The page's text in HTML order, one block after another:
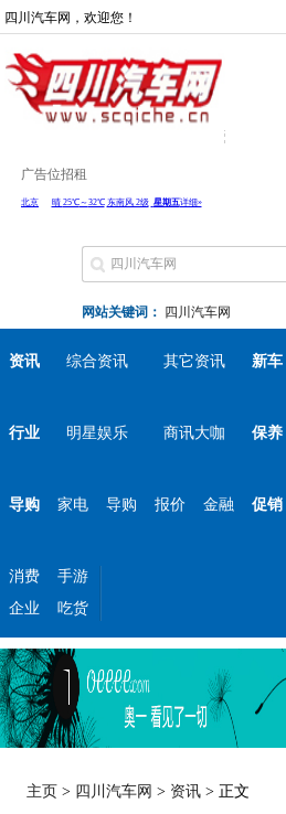
四川汽车网，欢迎您！
广告位招租
网站关键词： 四川汽车网
资讯 综合资讯 其它资讯 新车
行业 明星娱乐 商讯大咖 保养
导购 家电 导购 报价 金融 促销
消费
手游
企业
吃货
主页 > 四川汽车网 > 资讯 > 正文